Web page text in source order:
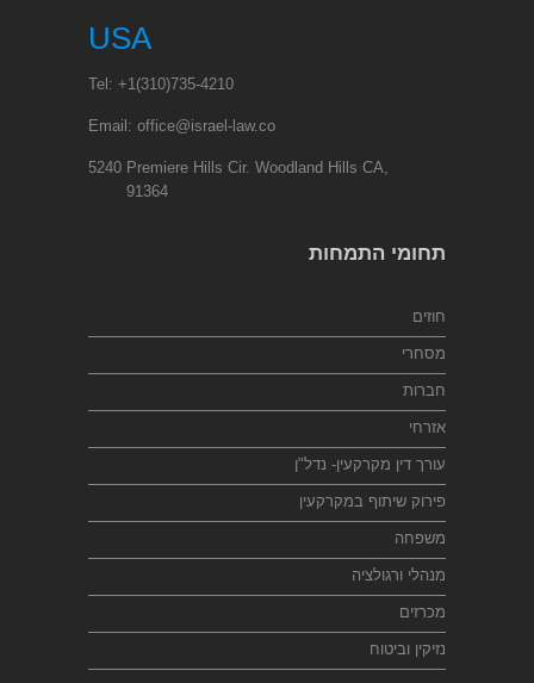
USA
Tel: +1 (310)735-4210
Email: office@israel-law.co
5240 Premiere Hills Cir. Woodland Hills CA,
91364
תחומי התמחות
חוזים
מסחרי
חברות
אזרחי
עורך דין מקרקעין- נדל"ן
פירוק שיתוף במקרקעין
משפחה
מנהלי ורגולציה
מכרזים
נזיקין וביטוח